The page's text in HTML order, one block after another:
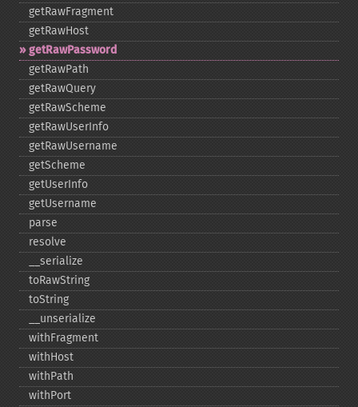
getRawFragment
getRawHost
getRawPassword
getRawPath
getRawQuery
getRawScheme
getRawUserInfo
getRawUsername
getScheme
getUserInfo
getUsername
parse
resolve
_​_​serialize
toRawString
toString
_​_​unserialize
withFragment
withHost
withPath
withPort